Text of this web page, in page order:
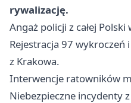
rywalizację.
Angaż policji z całej
Rejestracja 97 wykroczeń
z Krakowa.
Interwencje ratowników
Niebezpieczne incydenty